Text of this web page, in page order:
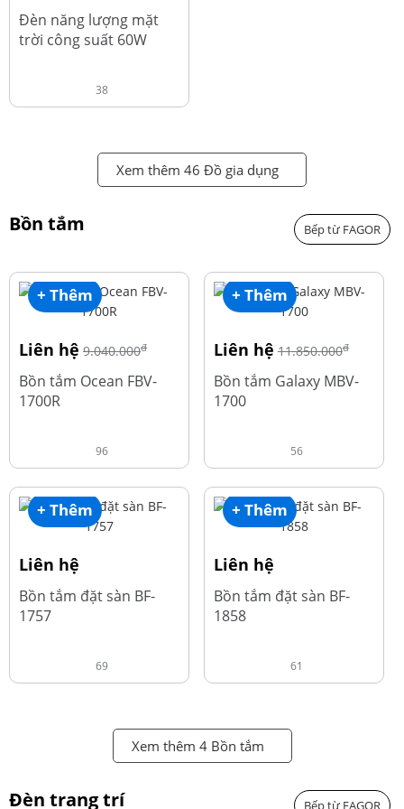
1.220.000
Đèn năng lượng mặt
trời công suất 60W
38
Xem thêm 46 Đồ gia dụng
Bồn tắm Bếp từ FAGOR
+ Thêm
Liên hệ 9.040.000đ
Bồn tắm Ocean FBV-
1700R
96
+ Thêm
Liên hệ 11.850.000đ
Bồn tắm Galaxy MBV-
1700
56
+ Thêm
Liên hệ
Bồn tắm đặt sàn BF-
1757
69
+ Thêm
Liên hệ
Bồn tắm đặt sàn BF-
1858
61
Xem thêm 4 Bồn tắm
Đèn trang trí Bếp từ FAGOR